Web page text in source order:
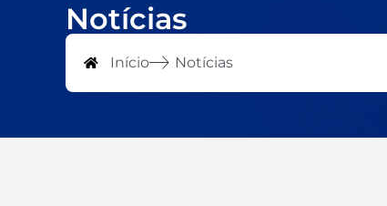
Notícias
Início Notícias